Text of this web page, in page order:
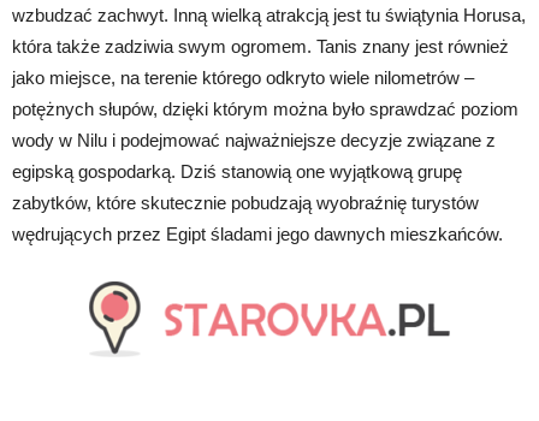
wzbudzać zachwyt. Inną wielką atrakcją jest tu świątynia Horusa,
która także zadziwia swym ogromem. Tanis znany jest również
jako miejsce, na terenie którego odkryto wiele nilometrów –
potężnych słupów, dzięki którym można było sprawdzać poziom
wody w Nilu i podejmować najważniejsze decyzje związane z
egipską gospodarką. Dziś stanowią one wyjątkową grupę
zabytków, które skutecznie pobudzają wyobraźnię turystów
wędrujących przez Egipt śladami jego dawnych mieszkańców.